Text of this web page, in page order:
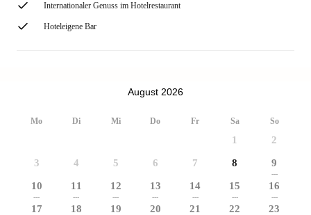
Internationaler Genuss im Hotelrestaurant
Hoteleigene Bar
August 2026
Mo Di Mi Do Fr Sa So
1 2
3 4 5 6 7 8 9
---
10
---
11
---
12
---
13
---
14
---
15
---
16
---
17 18 19 20 21 22 23